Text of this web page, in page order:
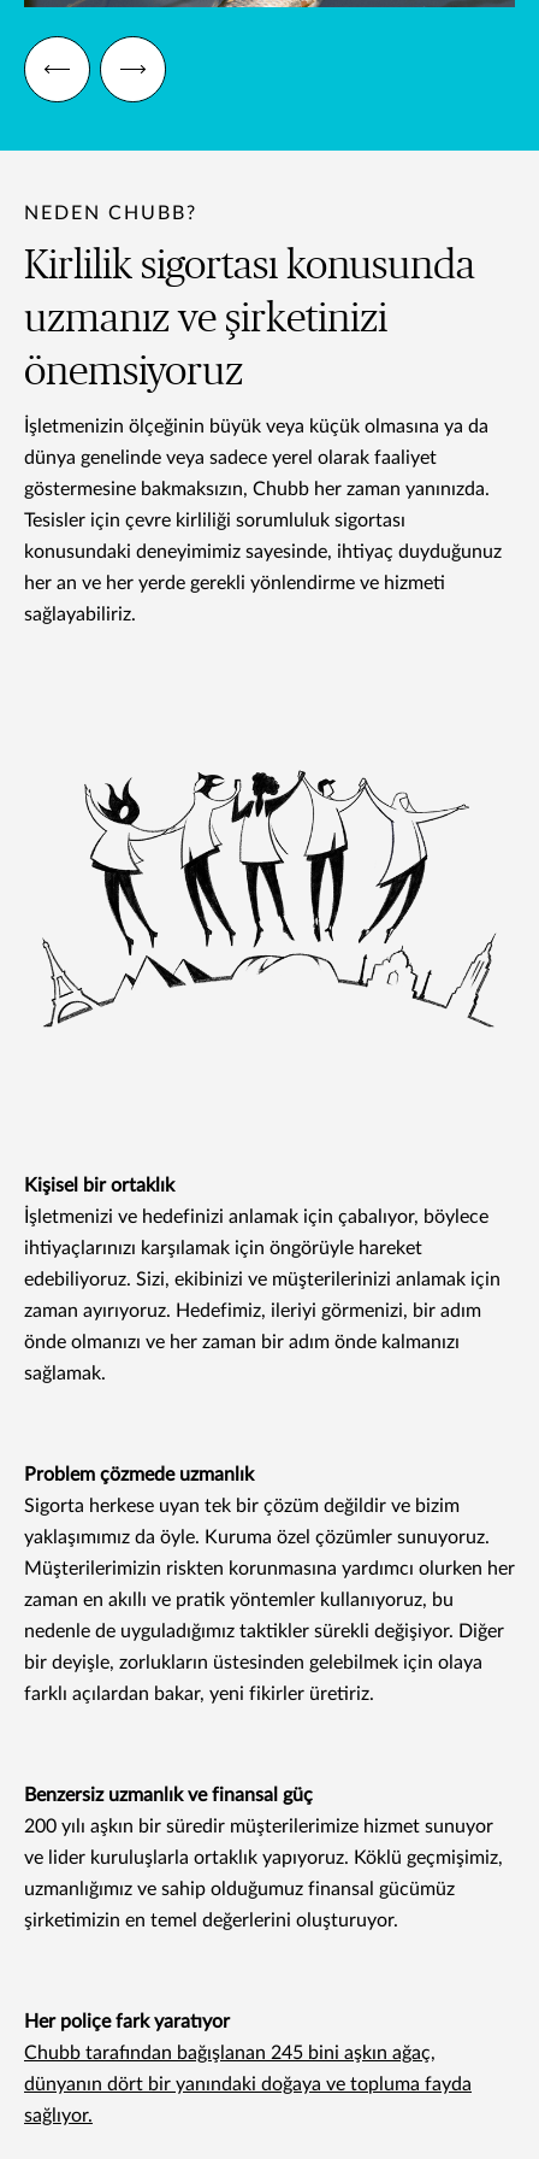
NEDEN CHUBB?
Kirlilik sigortası konusunda
uzmanız ve şirketinizi
önemsiyoruz
İşletmenizin ölçeğinin büyük veya küçük olmasına ya da
dünya genelinde veya sadece yerel olarak faaliyet
göstermesine bakmaksızın, Chubb her zaman yanınızda.
Tesisler için çevre kirliliği sorumluluk sigortası
konusundaki deneyimimiz sayesinde, ihtiyaç duyduğunuz
her an ve her yerde gerekli yönlendirme ve hizmeti
sağlayabiliriz.
Kişisel bir ortaklık
İşletmenizi ve hedefinizi anlamak için çabalıyor, böylece
ihtiyaçlarınızı karşılamak için öngörüyle hareket
edebiliyoruz. Sizi, ekibinizi ve müşterilerinizi anlamak için
zaman ayırıyoruz. Hedefimiz, ileriyi görmenizi, bir adım
önde olmanızı ve her zaman bir adım önde kalmanızı
sağlamak.
Problem çözmede uzmanlık
Sigorta herkese uyan tek bir çözüm değildir ve bizim
yaklaşımımız da öyle. Kuruma özel çözümler sunuyoruz.
Müşterilerimizin riskten korunmasına yardımcı olurken her
zaman en akıllı ve pratik yöntemler kullanıyoruz, bu
nedenle de uyguladığımız taktikler sürekli değişiyor. Diğer
bir deyişle, zorlukların üstesinden gelebilmek için olaya
farklı açılardan bakar, yeni fikirler üretiriz.
Benzersiz uzmanlık ve finansal güç
200 yılı aşkın bir süredir müşterilerimize hizmet sunuyor
ve lider kuruluşlarla ortaklık yapıyoruz. Köklü geçmişimiz,
uzmanlığımız ve sahip olduğumuz finansal gücümüz
şirketimizin en temel değerlerini oluşturuyor.
Her poliçe fark yaratıyor
Chubb tarafından bağışlanan 245 bini aşkın ağaç,
dünyanın dört bir yanındaki doğaya ve topluma fayda
sağlıyor.